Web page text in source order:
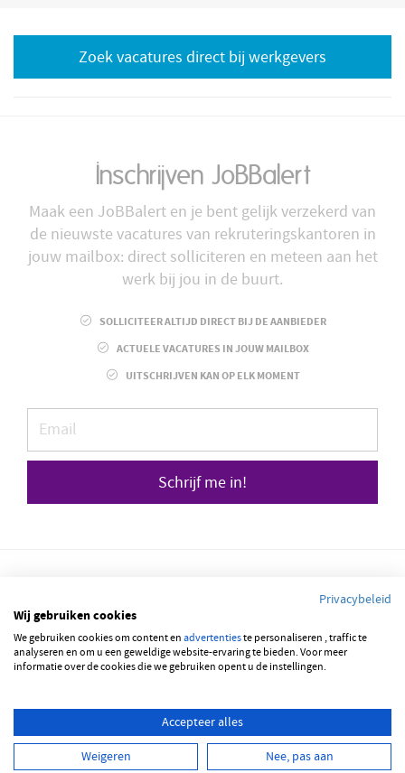
Zoek vacatures direct bij werkgevers
Inschrijven JoBBalert
Maak een JoBBalert en je bent gelijk verzekerd van
de nieuwste vacatures van rekruteringskantoren in
jouw mailbox: direct solliciteren en meteen aan het
werk bij jou in de buurt.
SOLLICITEER ALTIJD DIRECT BIJ DE AANBIEDER
ACTUELE VACATURES IN JOUW MAILBOX
UITSCHRIJVEN KAN OP ELK MOMENT
Schrijf me in!
© 2026 JOBBSQUARE
NEDERLANDS FRANÇAIS
Privacybeleid
Wij gebruiken cookies
We gebruiken cookies om content en advertentieste personaliseren , traffic te
analyseren en om u een geweldige website-ervaring te bieden. Voor meer
informatie over de cookies die we gebruiken opent u de instellingen.
Accepteer alles
Weigeren Nee, pas aan